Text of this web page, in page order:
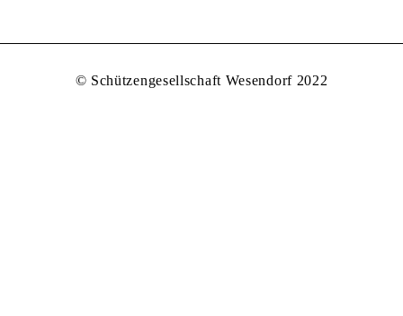
© Schützengesellschaft Wesendorf 2022